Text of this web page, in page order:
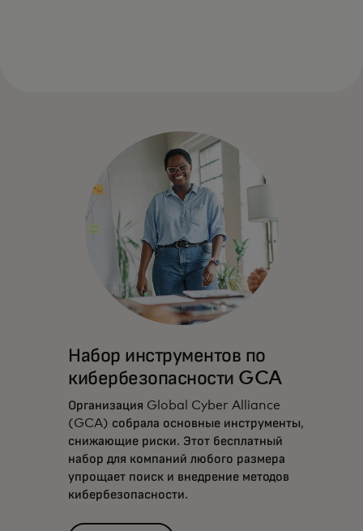
Набор инструментов по
кибербезопасности GCA
Организация Global Cyber Alliance
(GCA) собрала основные инструменты,
снижающие риски. Этот бесплатный
набор для компаний любого размера
упрощает поиск и внедрение методов
кибербезопасности.